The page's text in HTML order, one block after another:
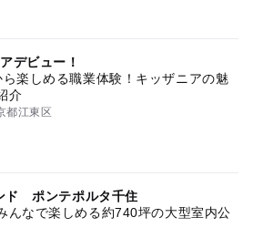
デビュー！
ら楽しめる職業体験！キッザニアの魅
介
都江東区
ド ポンテポルタ千住
んなで楽しめる約740坪の大型室内公